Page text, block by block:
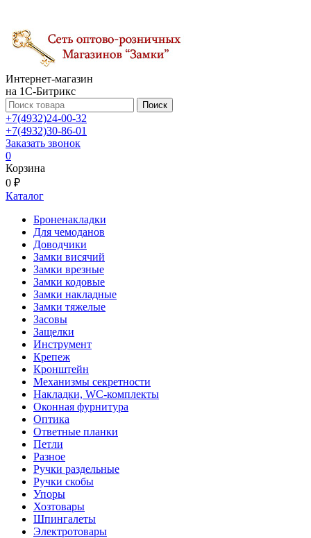
Интернет-магазин
на 1С-Битрикс
Поиск
+7(4932)24-00-32
+7(4932)30-86-01
Заказать звонок
0
Корзина
0 ₽
Каталог
Броненакладки
Для чемоданов
Доводчики
Замки висячий
Замки врезные
Замки кодовые
Замки накладные
Замки тяжелые
Засовы
Защелки
Инструмент
Крепеж
Кронштейн
Механизмы секретности
Накладки, WC-комплекты
Оконная фурнитура
Оптика
Ответные планки
Петли
Разное
Ручки раздельные
Ручки скобы
Упоры
Хозтовары
Шпингалеты
Электротовары